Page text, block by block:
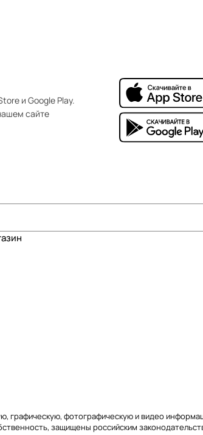
и Google Play.
сайте
графическую, фотографическую и видео
защищены российским